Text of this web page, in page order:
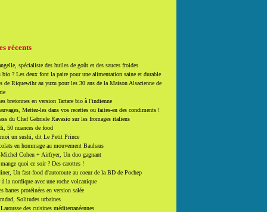
récents
spécialiste des huiles de goût et des sauces froides
bio ? Les deux font la paire pour une alimentation saine et durable
de Riquewihr au yuzu pour les 30 ans de la Maison Alsacienne de
bretonnes en version Tartare bio à l'indienne
Mettez-les dans vos recettes ou faites-en des condiments !
du Chef Gabriele Ravasio sur les fromages italiens
50 nuances de food
moi un sushi, dit Le Petit Prince
en hommage au mouvement Bauhaus
Michel Cohen + Airfryer, Un duo gagnant
quoi ce soir ? Des carottes !
Un fast-food d'autoroute au coeur de la BD de Pochep
la nordique avec une roche volcanique
barres protéinées en version salée
Solitudes urbaines
des cuisines méditerranéennes